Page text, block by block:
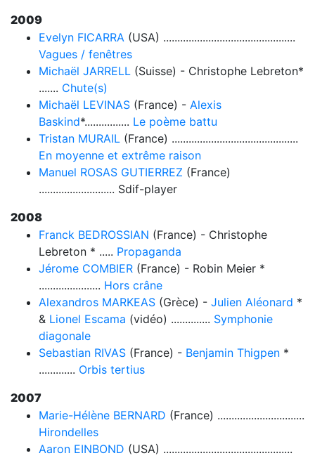
2009
Evelyn FICARRA (USA) ...............................................
Vagues / fenêtres
Michaël JARRELL (Suisse) - Christophe Lebreton*
....... Chute(s)
Michaël LEVINAS (France) - Alexis
Baskind*................ Le poème battu
Tristan MURAIL (France) .............................................
En moyenne et extrême raison
Manuel ROSAS GUTIERREZ (France)
........................... Sdif-player
2008
Franck BEDROSSIAN (France) - Christophe
Lebreton * ..... Propaganda
Jérome COMBIER (France) - Robin Meier *
...................... Hors crâne
Alexandros MARKEAS (Grèce) - Julien Aléonard *
& Lionel Escama (vidéo) .............. Symphonie
diagonale
Sebastian RIVAS (France) - Benjamin Thigpen *
............. Orbis tertius
2007
Marie-Hélène BERNARD (France) ...............................
Hirondelles
Aaron EINBOND (USA) ..............................................